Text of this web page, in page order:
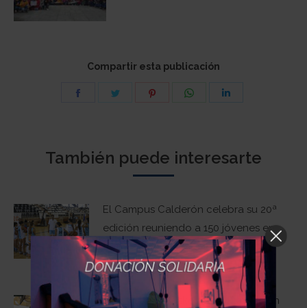
Compartir esta publicación
Share
Share
También puede interesarte
El Campus Calderón celebra su 20ª
edición reuniendo a 150 jóvenes en
torno al baloncesto y sus valores
10 julio, 2026
El 3×3 Street Basket de la Fundación